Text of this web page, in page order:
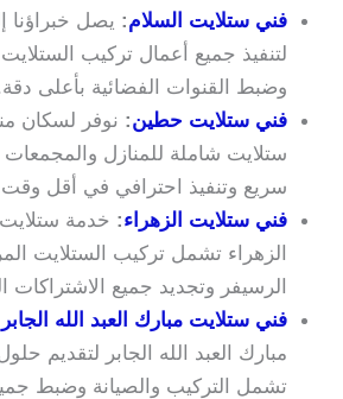
فني ستلايت السلام: يصل خبراؤنا
لتنفيذ جميع أعمال تركيب
وضبط القنوات الفضائية بأعلى
فني ستلايت حطين: نوفر لسكان
ستلايت شاملة للمنازل
سريع وتنفيذ احترافي في أقل
فني ستلايت الزهراء: خدمة
الزهراء تشمل تركيب الستلايت
الرسيفر وتجديد جميع الاشتراكات
فني ستلايت مبارك العبد الله الجابر
مبارك العبد الله الجابر لتقديم
تشمل التركيب والصيانة وضبط